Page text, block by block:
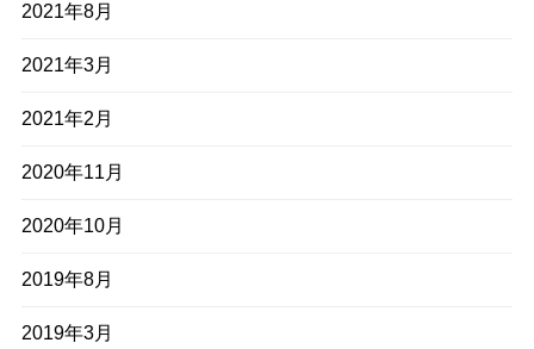
2021年8月
2021年3月
2021年2月
2020年11月
2020年10月
2019年8月
2019年3月